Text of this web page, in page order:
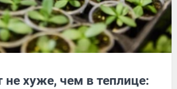
не хуже, чем в теплице: